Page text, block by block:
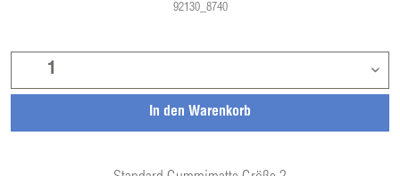
In den Warenkorb
92130_8740